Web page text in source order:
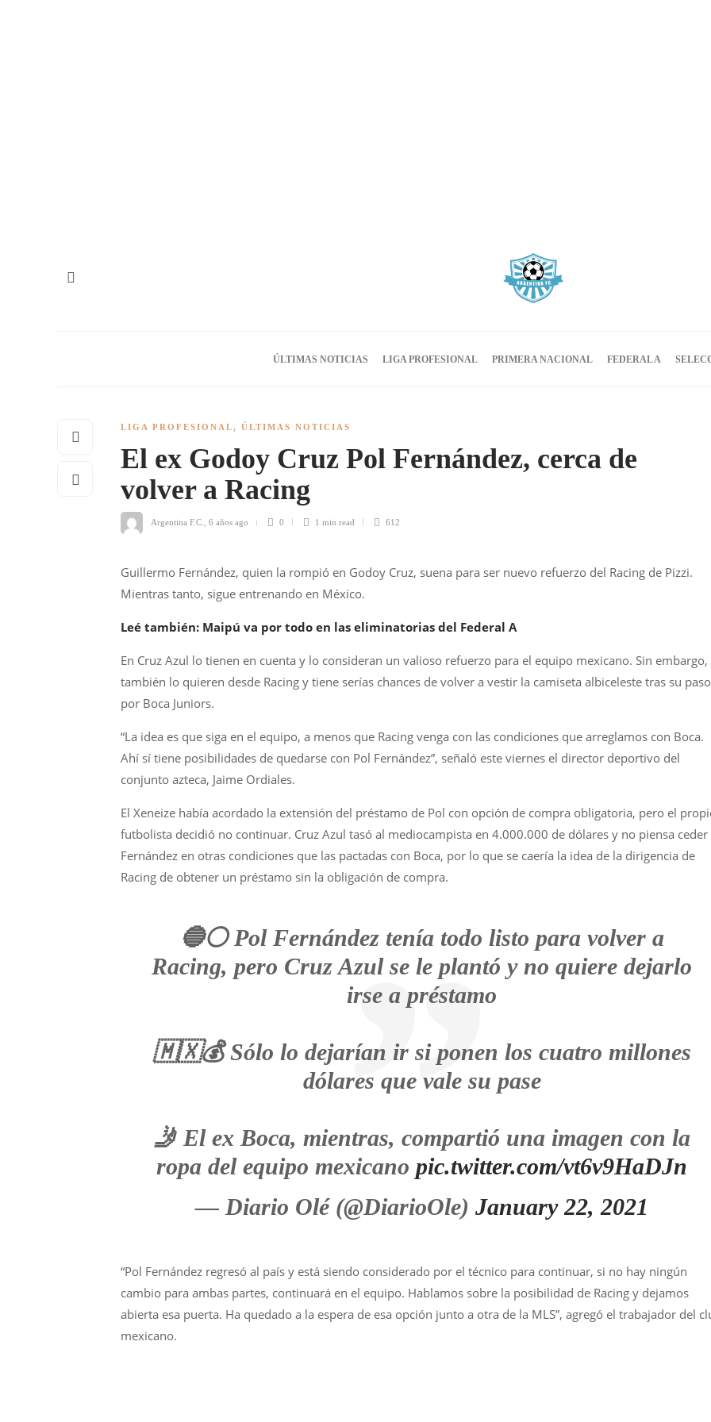
ÚLTIMAS NOTICIAS LIGA PROFESIONAL PRIMERA NACIONAL FEDERAL A
LIGA PROFESIONAL, ÚLTIMAS NOTICIAS
El ex Godoy Cruz Pol Fernández, cerca de
volver a Racing
Argentina F.C. 6 años ago 0 1 min read 612
Guillermo Fernández, quien la rompió en Godoy Cruz, suena para ser nuevo refuerzo del Racing de Pizzi.
Mientras tanto, sigue entrenando en México.
Leé también: Maipú va por todo en las eliminatorias del Federal A
En Cruz Azul lo tienen en cuenta y lo consideran un valioso refuerzo para el equipo mexicano. Sin embargo,
también lo quieren desde Racing y tiene serías chances de volver a vestir la camiseta albiceleste tras su paso
por Boca Juniors.
“La idea es que siga en el equipo, a menos que Racing venga con las condiciones que arreglamos con Boca.
Ahí sí tiene posibilidades de quedarse con Pol Fernández”, señaló este viernes el director deportivo del
conjunto azteca, Jaime Ordiales.
El Xeneize había acordado la extensión del préstamo de Pol con opción de compra obligatoria, pero el
futbolista decidió no continuar. Cruz Azul tasó al mediocampista en 4.000.000 de dólares y no piensa ceder
Fernández en otras condiciones que las pactadas con Boca, por lo que se caería la idea de la dirigencia de
Racing de obtener un préstamo sin la obligación de compra.
🔵⚪️ Pol Fernández tenía todo listo para volver a
Racing, pero Cruz Azul se le plantó y no quiere dejarlo
irse a préstamo
🇲🇽💰 Sólo lo dejarían ir si ponen los cuatro millones
dólares que vale su pase
🤳 El ex Boca, mientras, compartió una imagen con la
ropa del equipo mexicanopic.twitter.com/vt6v9HaDJn
— Diario Olé (@DiarioOle)January 22, 2021
“Pol Fernández regresó al país y está siendo considerado por el técnico para continuar, si no hay ningún
cambio para ambas partes, continuará en el equipo. Hablamos sobre la posibilidad de Racing y dejamos
abierta esa puerta. Ha quedado a la espera de esa opción junto a otra de la MLS”, agregó el trabajador del
mexicano.